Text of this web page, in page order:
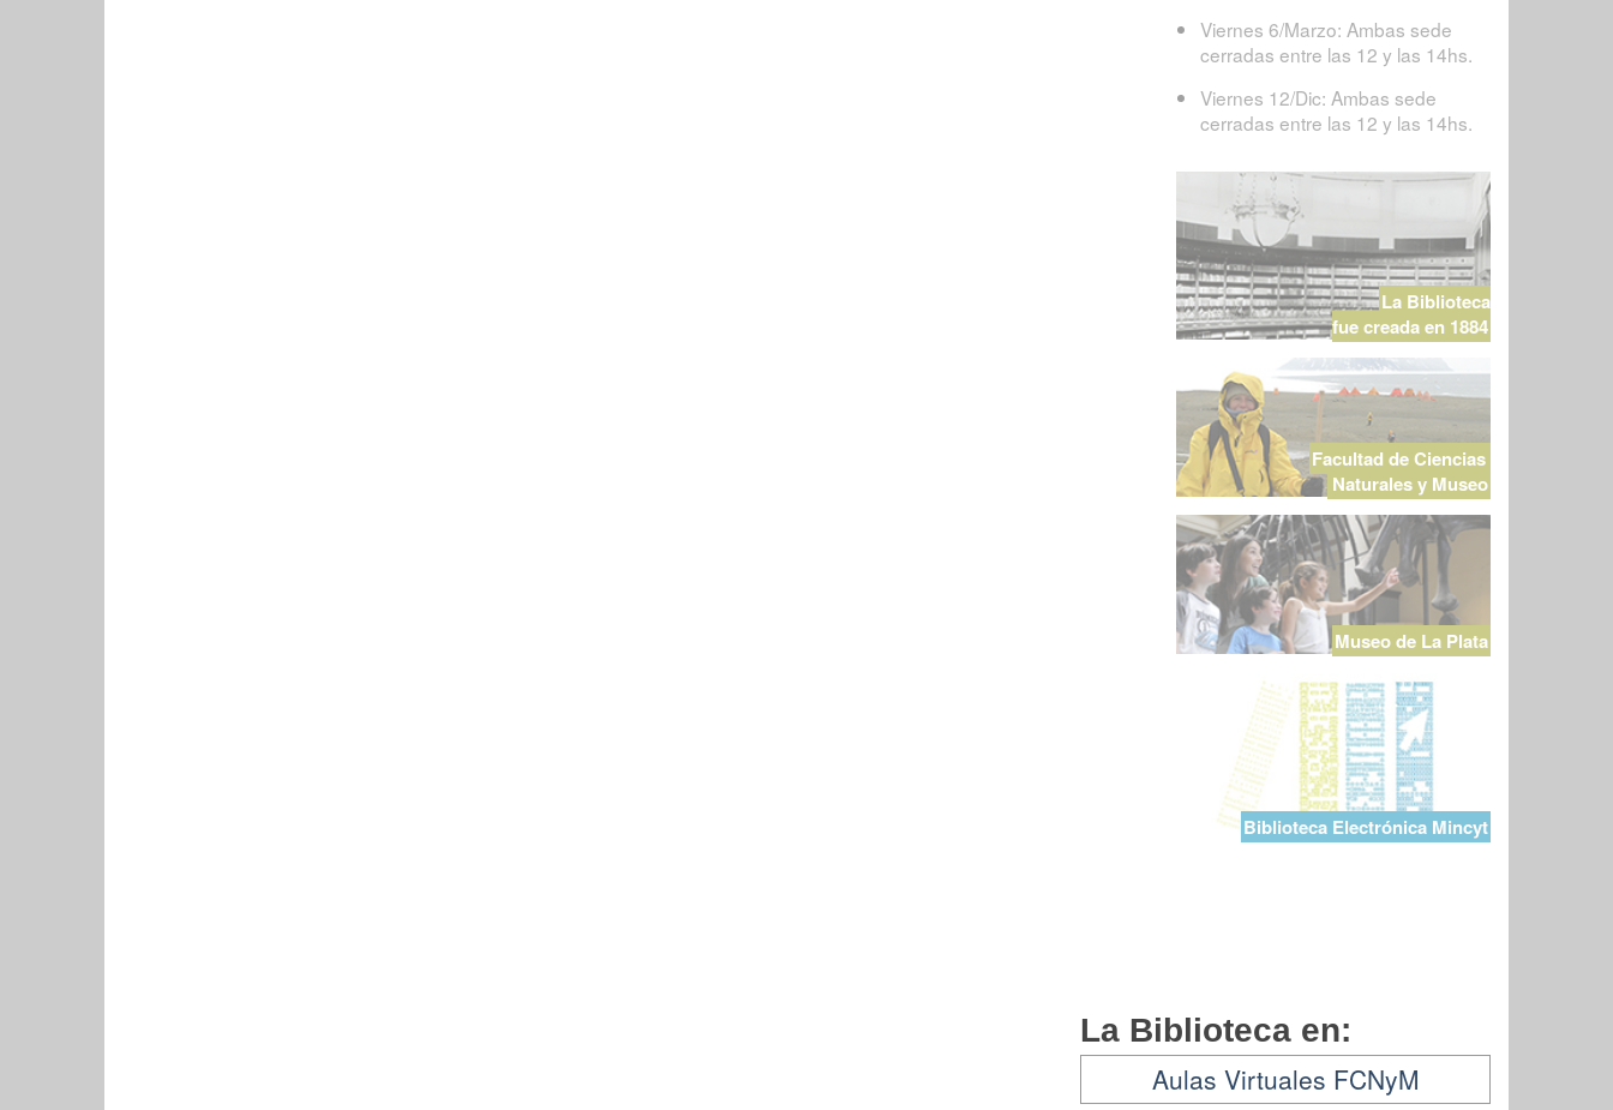
Viernes 6/Marzo: Ambas sede
cerradas entre las 12 y las 14hs.
Viernes 12/Dic: Ambas sede
cerradas entre las 12 y las 14hs.
La Biblioteca
fue creada en 1884
Facultad de Ciencias
Naturales y Museo
Museo de La Plata
Biblioteca Electrónica Mincyt
La Biblioteca en:
Aulas Virtuales FCNyM